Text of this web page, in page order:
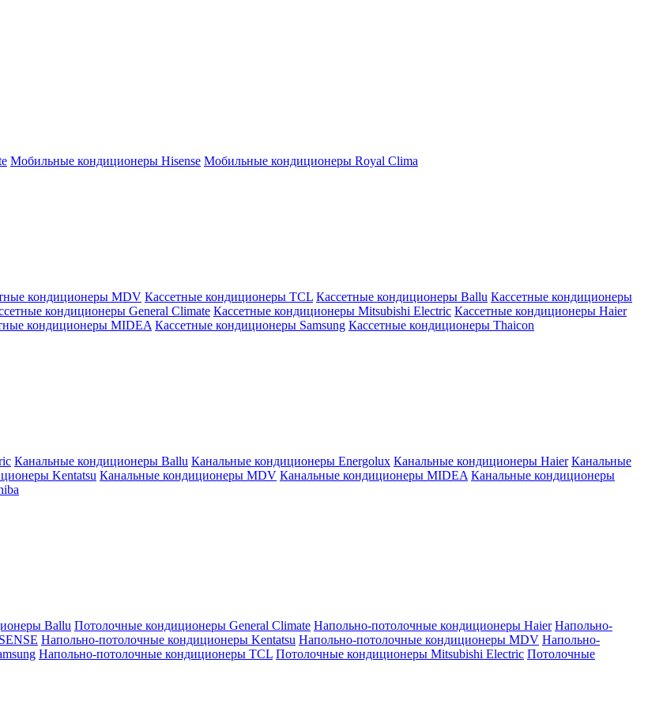
Мобильные кондиционеры Hisense Мобильные кондиционеры Royal Clima
кондиционеры MDV Кассетные кондиционеры TCL Кассетные кондиционеры Ballu Кассетные кондиционеры
кондиционеры General Climate Кассетные кондиционеры Mitsubishi Electric Кассетные кондиционеры Haier
кондиционеры MIDEA Кассетные кондиционеры Samsung Кассетные кондиционеры Thaicon
Канальные кондиционеры Ballu Канальные кондиционеры Energolux Канальные кондиционеры Haier Канальные
Kentatsu Канальные кондиционеры MDV Канальные кондиционеры MIDEA Канальные кондиционеры
Ballu Потолочные кондиционеры General Climate Напольно-потолочные кондиционеры Haier Напольно-
Напольно-потолочные кондиционеры Kentatsu Напольно-потолочные кондиционеры MDV Напольно-
Напольно-потолочные кондиционеры TCL Потолочные кондиционеры Mitsubishi Electric Потолочные